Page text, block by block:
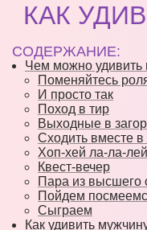
КАК
СОДЕРЖАНИЕ:
Чем можно удивить
Поменяйтесь
И просто так
Поход в тир
Выходные в
Сходить вместе в
Хоп-хей ла-ла-лей
Квест-вечер
Пара из высшего
Пойдем
Сыграем
Как удивить